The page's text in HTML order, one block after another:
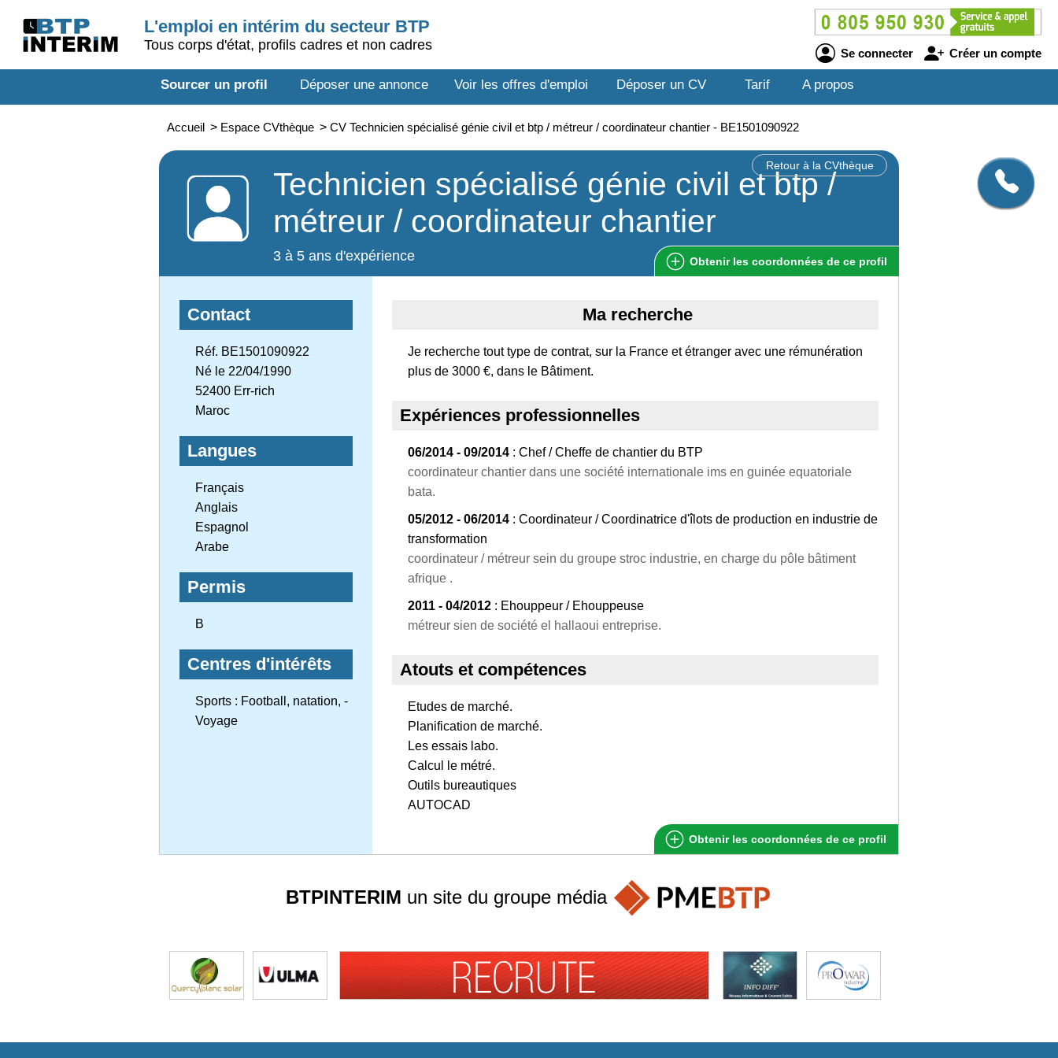
L'emploi en intérim du secteur BTP
Tous corps d'état, profils cadres et non cadres
Se connecter Créer un compte
Sourcer un profil Déposer une annonce Voir les offres d'emploi Déposer un CV Tarif A propos
Accueil > Espace CVthèque > CV Technicien spécialisé génie civil et btp / métreur / coordinateur chantier - BE1501090922
Retour à la CVthèque
Technicien spécialisé génie civil et btp /
métreur / coordinateur chantier
3 à 5 ans d'expérience Obtenir les coordonnées de ce profil
Contact
Réf. BE1501090922
Né le 22/04/1990
52400 Err-rich
Maroc
Langues
Français
Anglais
Espagnol
Arabe
Permis
B
Centres d'intérêts
Sports : Football, natation, -
Voyage
Ma recherche
Je recherche tout type de contrat, sur la France et étranger avec une rémunération
plus de 3000 €, dans le Bâtiment.
Expériences professionnelles
06/2014 - 09/2014 : Chef / Cheffe de chantier du BTP
coordinateur chantier dans une société internationale ims en guinée equatoriale
bata.
05/2012 - 06/2014 : Coordinateur / Coordinatrice d'îlots de production en industrie de
transformation
coordinateur / métreur sein du groupe stroc industrie, en charge du pôle bâtiment
afrique .
2011 - 04/2012 : Ehouppeur / Ehouppeuse
métreur sien de société el hallaoui entreprise.
Atouts et compétences
Etudes de marché.
Planification de marché.
Les essais labo.
Calcul le métré.
Outils bureautiques
AUTOCAD
Obtenir les coordonnées de ce profil
BTPINTERIM un site du groupe média